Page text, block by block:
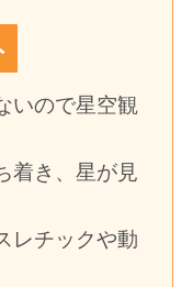
いので星空観
着き、星が見
レチックや動